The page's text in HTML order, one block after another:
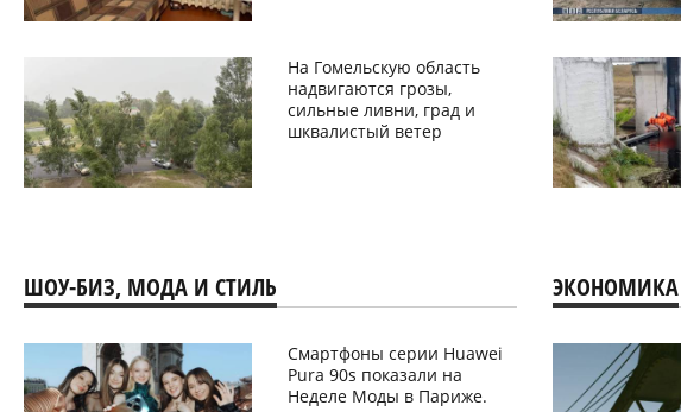
На Гомельскую область
надвигаются грозы,
сильные ливни, град и
шквалистый ветер
ШОУ-БИЗ, МОДА И СТИЛЬ
Смартфоны серии Huawei
Pura 90s показали на
Неделе Моды в Париже.
ЭКОНОМИКА